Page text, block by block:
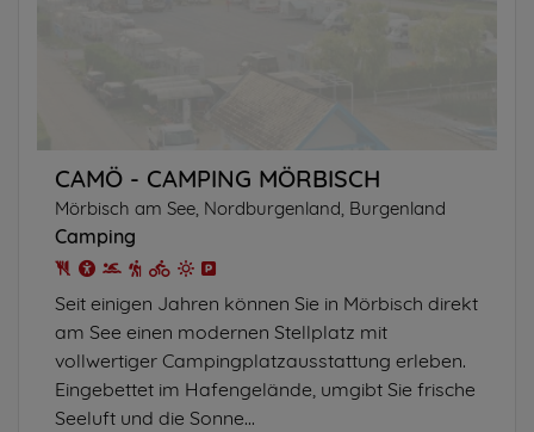
CAMÖ - CAMPING MÖRBISCH
Mörbisch am See, Nordburgenland, Burgenland
Camping
Seit einigen Jahren können Sie in Mörbisch direkt
am See einen modernen Stellplatz mit
vollwertiger Campingplatzausstattung erleben.
Eingebettet im Hafengelände, umgibt Sie frische
Seeluft und die Sonne...